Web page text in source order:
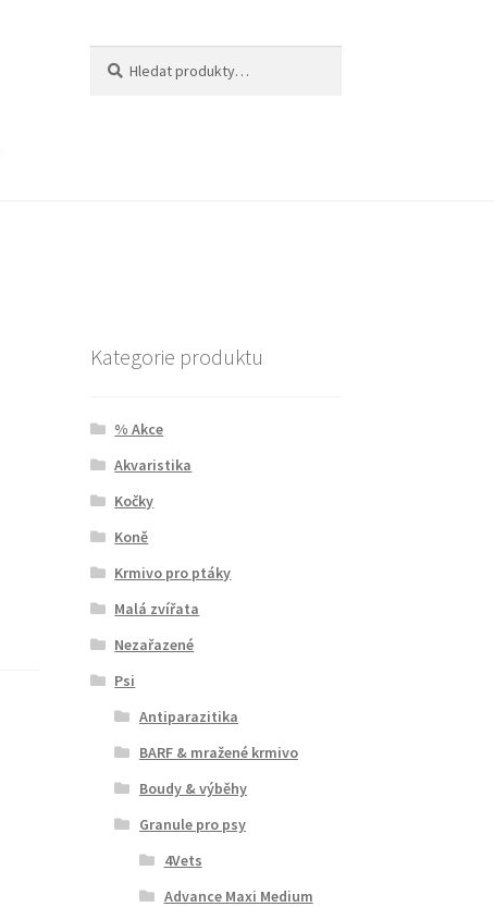
Kategorie produktu
% Akce
Akvaristika
Kočky
Koně
Krmivo pro ptáky
Malá zvířata
Nezařazené
Psi
Antiparazitika
BARF & mražené krmivo
Boudy & výběhy
Granule pro psy
4Vets
Advance Maxi Medium